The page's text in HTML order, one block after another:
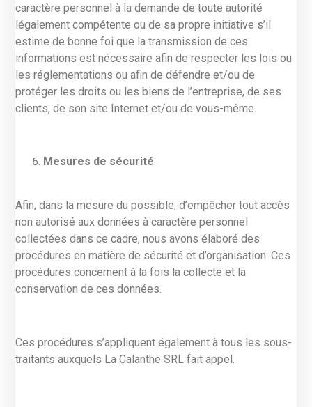
caractère personnel à la demande de toute autorité
légalement compétente ou de sa propre initiative s’il
estime de bonne foi que la transmission de ces
informations est nécessaire afin de respecter les lois ou
les réglementations ou afin de défendre et/ou de
protéger les droits ou les biens de l’entreprise, de ses
clients, de son site Internet et/ou de vous-même.
Mesures de sécurité
Afin, dans la mesure du possible, d’empêcher tout accès
non autorisé aux données à caractère personnel
collectées dans ce cadre, nous avons élaboré des
procédures en matière de sécurité et d’organisation. Ces
procédures concernent à la fois la collecte et la
conservation de ces données.
Ces procédures s’appliquent également à tous les sous-
traitants auxquels La Calanthe SRL fait appel.